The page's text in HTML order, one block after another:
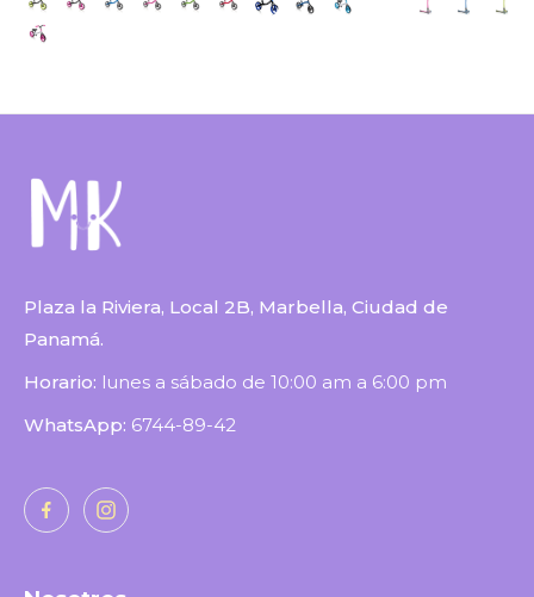
Plaza la Riviera, Local 2B, Marbella, Ciudad de
Panamá.
Horario: lunes a sábado de 10:00 am a 6:00 pm
WhatsApp: 6744-89-42